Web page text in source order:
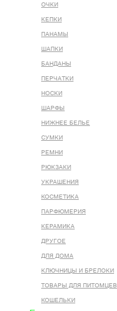
ОЧКИ
КЕПКИ
ПАНАМЫ
ШАПКИ
БАНДАНЫ
ПЕРЧАТКИ
НОСКИ
ШАРФЫ
НИЖНЕЕ БЕЛЬЕ
СУМКИ
РЕМНИ
РЮКЗАКИ
УКРАШЕНИЯ
КОСМЕТИКА
ПАРФЮМЕРИЯ
КЕРАМИКА
ДРУГОЕ
ДЛЯ ДОМА
КЛЮЧНИЦЫ И БРЕЛОКИ
ТОВАРЫ ДЛЯ ПИТОМЦЕВ
КОШЕЛЬКИ